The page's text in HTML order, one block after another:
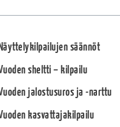
Näyttelykilpailujen säännöt
sheltti – kilpailu
jalostusuros ja -narttu
kasvattajakilpailu